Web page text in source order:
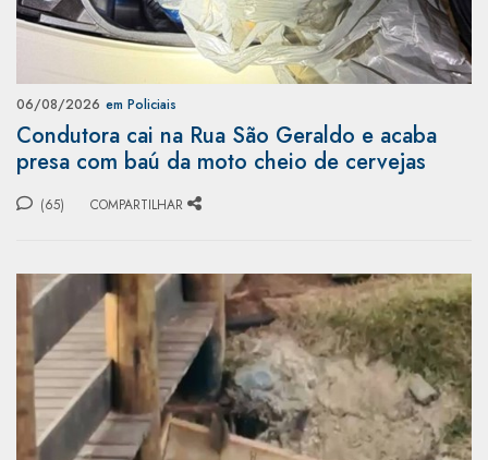
06/08/2026 em Policiais
Condutora cai na Rua São Geraldo e acaba
presa com baú da moto cheio de cervejas
(65) COMPARTILHAR